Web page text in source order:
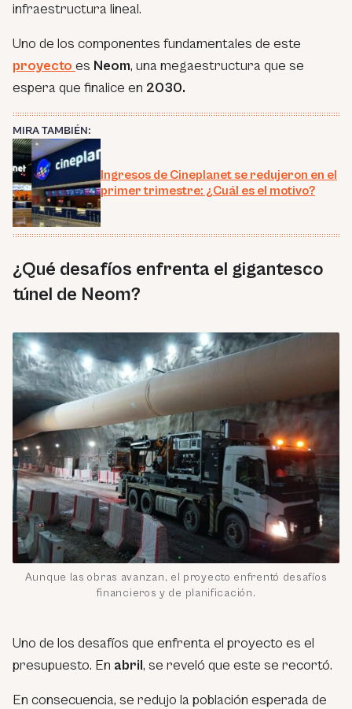
infraestructura lineal.
Uno de los componentes fundamentales de este
proyecto es Neom, una megaestructura que se
espera que finalice en 2030.
MIRA TAMBIÉN:
Ingresos de Cineplanet se redujeron en el
primer trimestre: ¿Cuál es el motivo?
¿Qué desafíos enfrenta el gigantesco
túnel de Neom?
Aunque las obras avanzan, el proyecto enfrentó desafíos
financieros y de planificación.
Uno de los desafíos que enfrenta el proyecto es el
presupuesto. En abril, se reveló que este se recortó.
En consecuencia, se redujo la población esperada de